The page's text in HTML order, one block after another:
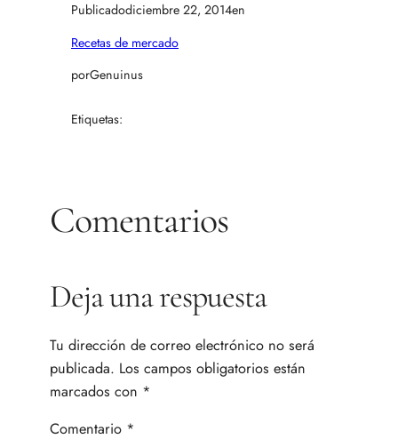
Publicadodiciembre 22, 2014en
Recetas de mercado
porGenuinus
Etiquetas:
Comentarios
Deja una respuesta
Tu dirección de correo electrónico no será
publicada. Los campos obligatorios están
marcados con *
Comentario *